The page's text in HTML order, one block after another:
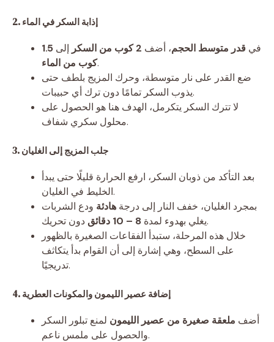
2. إذابة السكر في الماء
في قدر متوسط الحجم، أضف 2 كوب من السكر إلى 1.5
كوب من الماء.
ضع القدر على نار متوسطة، وحرك المزيج بلطف حتى
يذوب السكر تمامًا دون ترك أي حبيبات.
لا تترك السكر يتكرمل، الهدف هنا هو الحصول على
محلول سكري شفاف.
3. جلب المزيج إلى الغليان
بعد التأكد من ذوبان السكر، ارفع الحرارة قليلًا حتى يبدأ
الخليط في الغليان.
بمجرد الغليان، خفف النار إلى درجة هادئة ودع الشربات
يغلي بهدوء لمدة 8 – 10 دقائق
دون تحريك.
خلال هذه المرحلة، ستبدأ الفقاعات الصغيرة بالظهور
على السطح، وهي إشارة إلى أن القوام بدأ يتكاثف
تدريجيًا.
4. إضافة عصير الليمون والمكونات العطرية
أضف ملعقة صغيرة من عصير الليمون لمنع تبلور السكر
والحصول على ملمس ناعم.